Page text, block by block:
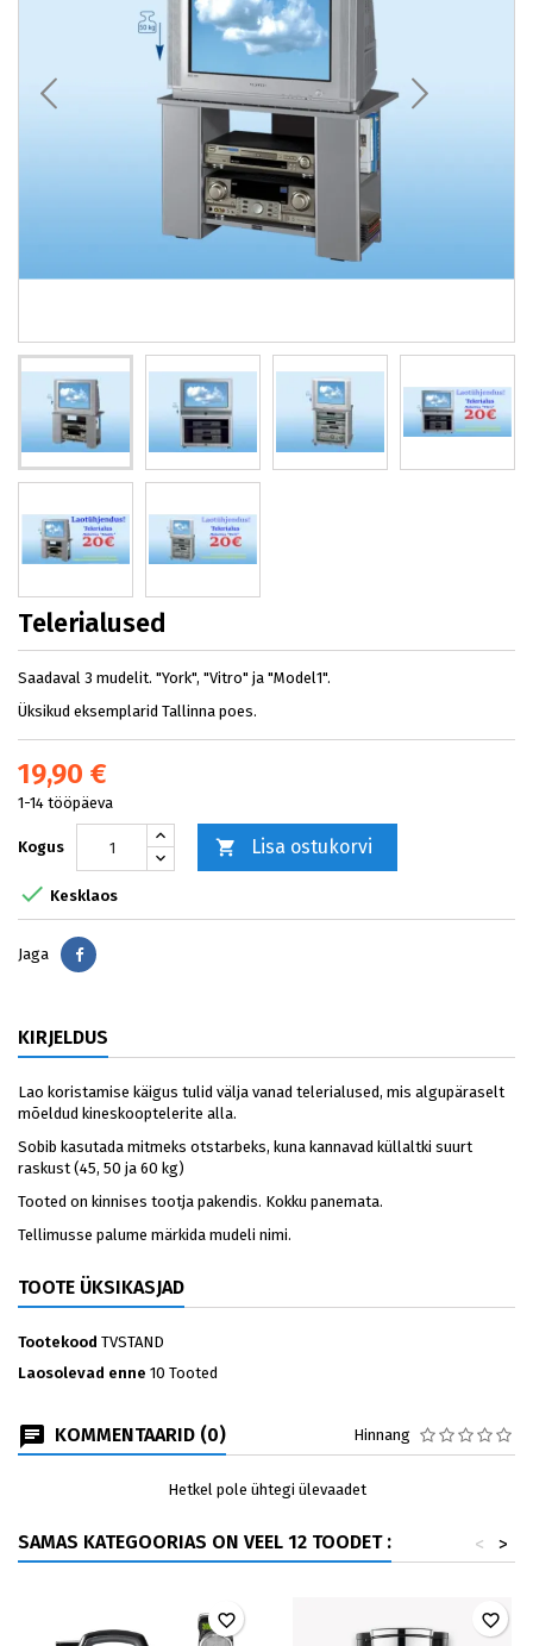
Telerialused
Saadaval 3 mudelit. "York", "Vitro" ja "Model1".
Üksikud eksemplarid Tallinna poes.
19,90 €
1-14 tööpäeva
Kogus  Lisa ostukorvi
 Kesklaos
Jaga Jaga
KIRJELDUS
Lao koristamise käigus tulid välja vanad telerialused, mis algupäraselt
mõeldud kineskooptelerite alla.
Sobib kasutada mitmeks otstarbeks, kuna kannavad küllaltki suurt
raskust (45, 50 ja 60 kg)
Tooted on kinnises tootja pakendis. Kokku panemata.
Tellimusse palume märkida mudeli nimi.
TOOTE ÜKSIKASJAD
Tootekood TVSTAND
Laosolevad enne 10 Tooted
KOMMENTAARID (0) Hinnang
Hetkel pole ühtegi ülevaadet
SAMAS KATEGOORIAS ON VEEL 12 TOODET : >
<
favorite_border favorite_border